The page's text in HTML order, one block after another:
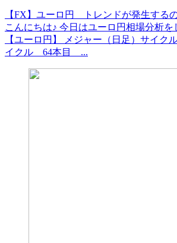
【FX】ユーロ円 トレンドが発生する
こんにちは♪ 今日はユーロ円相場分析を
【ユーロ円】 メジャー（日足）サイ
イクル 64本目 ...